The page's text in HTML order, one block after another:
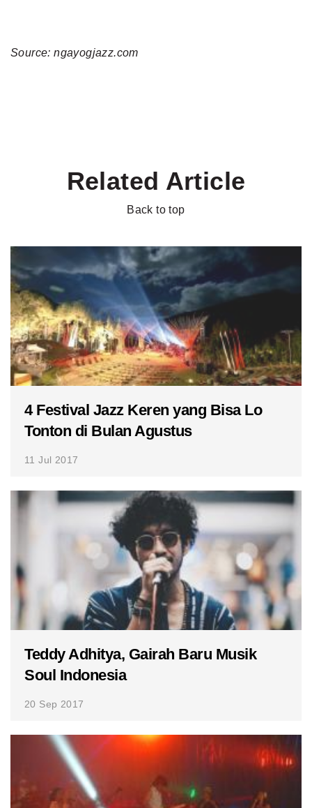
Source: ngayogjazz.com
Related Article
Back to top
4 Festival Jazz Keren yang Bisa Lo
Tonton di Bulan Agustus
11 Jul 2017
Teddy Adhitya, Gairah Baru Musik
Soul Indonesia
20 Sep 2017